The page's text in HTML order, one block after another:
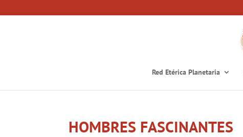
Red Etérica Planetaria
HOMBRES FASCINANTES